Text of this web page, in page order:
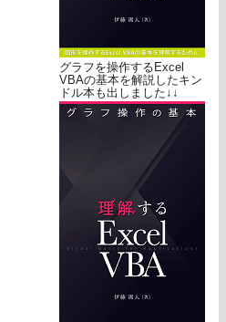
グラフを操作するExcel
VBAの基本を解説したキン
ドル本も出しました↓↓